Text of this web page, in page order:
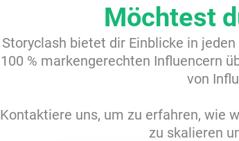
Möchtest
Storyclash bietet dir Einblicke in
100 % markengerechten Influencern
von
Kontaktiere uns, um zu erfahren, wie
zu skalieren